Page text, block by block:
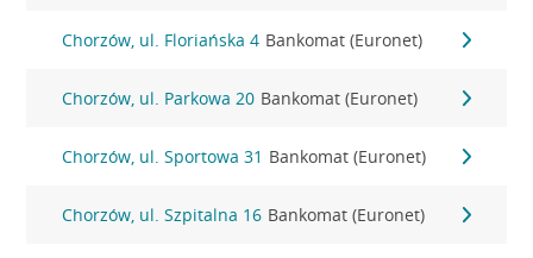
Chorzów, ul. Floriańska 4 Bankomat (Euronet)
Chorzów, ul. Parkowa 20 Bankomat (Euronet)
Chorzów, ul. Sportowa 31 Bankomat (Euronet)
Chorzów, ul. Szpitalna 16 Bankomat (Euronet)